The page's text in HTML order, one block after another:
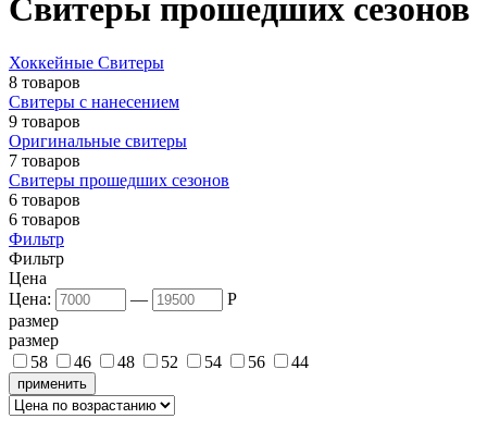
Свитеры прошедших сезонов
Хоккейные Свитеры
8 товаров
Свитеры с нанесением
9 товаров
Оригинальные свитеры
7 товаров
Свитеры прошедших сезонов
6 товаров
6 товаров
Фильтр
Фильтр
Цена
Цена:
—
P
размер
размер
58
46 48 52 54 56 44
применить